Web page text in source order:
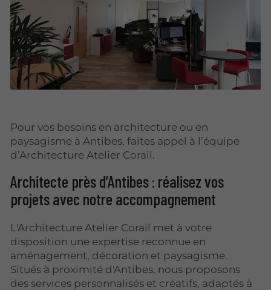
Pour vos besoins en architecture ou en
paysagisme à Antibes, faites appel à l’équipe
d’Architecture Atelier Corail.
Architecte près d’Antibes : réalisez vos
projets avec notre accompagnement
L'Architecture Atelier Corail met à votre
disposition une expertise reconnue en
aménagement, décoration et paysagisme.
Situés à proximité d'Antibes, nous proposons
des services personnalisés et créatifs, adaptés à